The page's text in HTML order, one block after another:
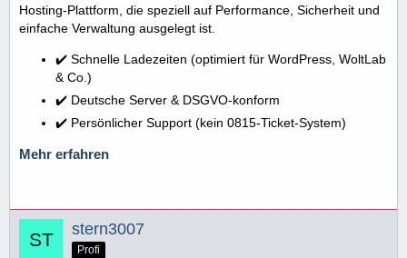
Hosting-Plattform, die speziell auf Performance, Sicherheit und
einfache Verwaltung ausgelegt ist.
✔️ Schnelle Ladezeiten (optimiert für WordPress, WoltLab
& Co.)
✔️ Deutsche Server & DSGVO-konform
✔️ Persönlicher Support (kein 0815-Ticket-System)
Mehr erfahren
stern3007
Profi